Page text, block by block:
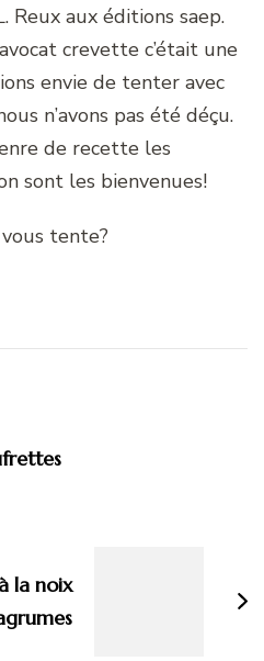
Reux aux éditions saep.
crevette c’était une
envie de tenter avec
n’avons pas été déçu.
de recette les
sont les bienvenues!
tente?
la noix